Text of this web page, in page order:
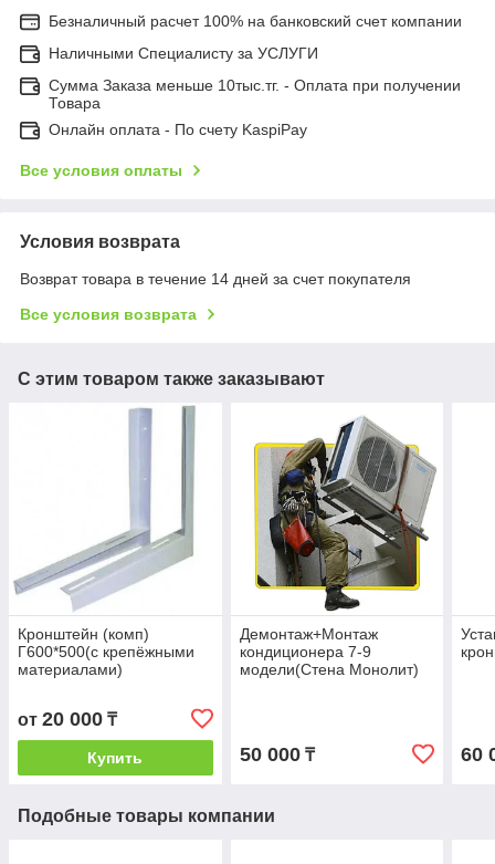
Безналичный расчет 100% на банковский счет компании
Наличными Специалисту за УСЛУГИ
Сумма Заказа меньше 10тыс.тг. - Оплата при получении
Товара
Онлайн оплата - По счету KaspiPay
Все условия оплаты
Условия возврата
Возврат товара в течение 14 дней за счет покупателя
Все условия возврата
С этим товаром также заказывают
Кронштейн (комп)
Г600*500(с крепёжными
материалами)
от 20 000 ₸
Купить
Демонтаж+Монтаж
кондиционера 7-9
модели(Стена Монолит)
50 000₸ 60
Подобные товары компании